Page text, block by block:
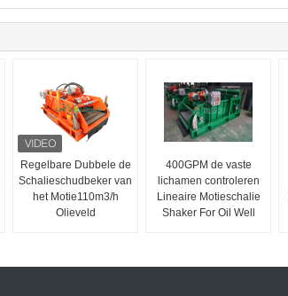
Regelbare Dubbele de
Schalieschudbeker van
het Motie110m3/h
Olieveld
400GPM de vaste
lichamen controleren
Lineaire Motieschalie
Shaker For Oil Well